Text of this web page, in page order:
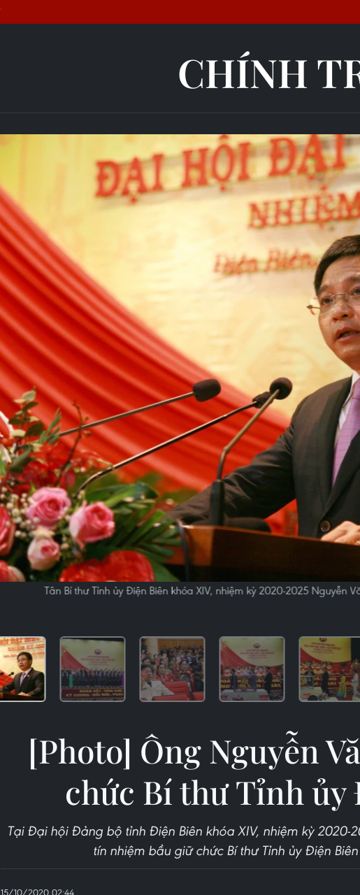
CHÍNH
Tân Bí thư Tỉnh ủy Điện Biên khóa XIV, nhiệm kỳ 2020-2025 Nguyễn
[Photo] Ông Nguyễn
chức Bí thư Tỉnh ủy
Tại Đại hội Đảng bộ tỉnh Điện Biên khóa XIV, nhiệm kỳ 2020-
tín nhiệm bầu giữ chức Bí thư Tỉnh ủy Điện
15/10/2020 02:44